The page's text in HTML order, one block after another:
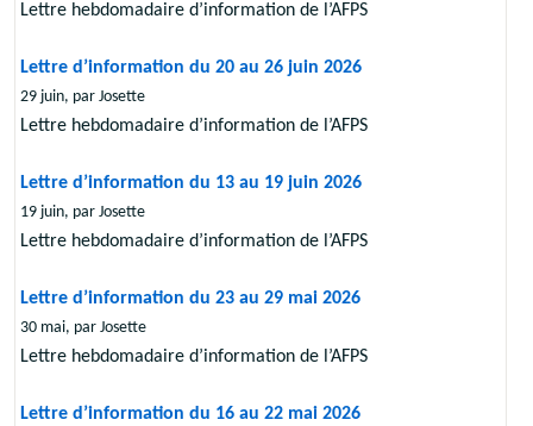
Lettre hebdomadaire d’information de l’AFPS
Lettre d’information du 20 au 26 juin 2026
29 juin, par Josette
Lettre hebdomadaire d’information de l’AFPS
Lettre d’information du 13 au 19 juin 2026
19 juin, par Josette
Lettre hebdomadaire d’information de l’AFPS
Lettre d’information du 23 au 29 mai 2026
30 mai, par Josette
Lettre hebdomadaire d’information de l’AFPS
Lettre d’information du 16 au 22 mai 2026